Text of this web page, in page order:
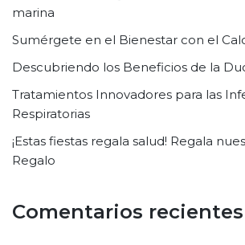
marina
Sumérgete en el Bienestar con el
Descubriendo los Beneficios de la
Tratamientos Innovadores para las
Respiratorias
¡Estas fiestas regala salud! Regala
Regalo
Comentarios recientes